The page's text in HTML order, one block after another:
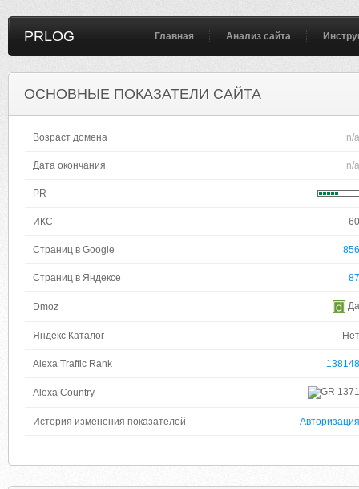
PRLOG Главная Анализ сайта
ОСНОВНЫЕ ПОКАЗАТЕЛИ САЙТА
Возраст домена n/a
Дата окончания n/a
PR
ИКС 60
Страниц в Google 856
Страниц в Яндексе 87
Dmoz Да
Яндекс Каталог Нет
Alexa Traffic Rank 138148
Alexa Country 1371
История изменения показателей Авторизация